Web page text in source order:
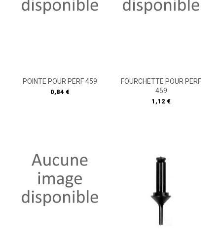
POINTE POUR PERF 459
Prix
0,84 €
FOURCHETTE POUR PERF
459
Prix
1,12 €